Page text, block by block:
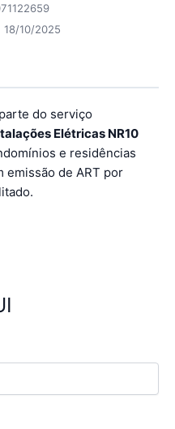
18/10/2025
do serviço
Elétricas NR10
e residências
emissão de ART por